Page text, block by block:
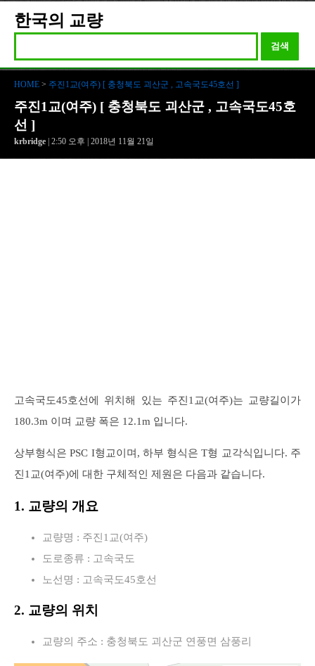
한국의 교량
검색
HOME > 주진1교(여주) [ 충청북도 괴산군 , 고속국도45호선 ]
주진1교(여주) [ 충청북도 괴산군 , 고속국도45호
선 ]
krbridge | 2:50 오후 | 2018년 11월 21일
고속국도45호선에 위치해 있는 주진1교(여주)는 교량길이가
180.3m 이며 교량 폭은 12.1m 입니다.
상부형식은 PSC I형교이며, 하부 형식은 T형 교각식입니다. 주
진1교(여주)에 대한 구체적인 제원은 다음과 같습니다.
1. 교량의 개요
교량명 : 주진1교(여주)
도로종류 : 고속국도
노선명 : 고속국도45호선
2. 교량의 위치
교량의 주소 : 충청북도 괴산군 연풍면 삼풍리